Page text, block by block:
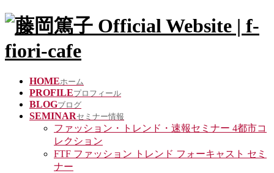
HOMEホーム
PROFILEプロフィール
BLOGブログ
SEMINARセミナー情報
ファッション・トレンド・速報セミナー 4都市コ
レクション
FTF ファッション トレンド フォーキャスト セミ
ナー